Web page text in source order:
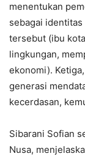
menentukan
sebagai
tersebut (ibu
lingkungan,
ekonomi).
generasi
kecerdasan,
Sibarani Sofian
Nusa,